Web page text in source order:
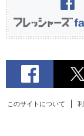
このサイトについて